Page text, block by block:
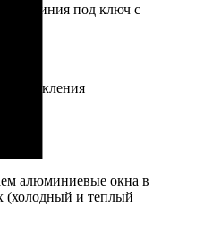
алюминия под ключ с
остекления
алюминиевые окна в
(холодный и теплый